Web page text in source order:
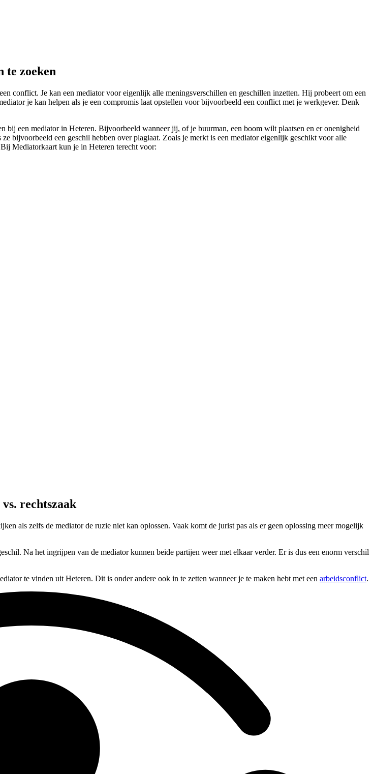
te zoeken
conflict. Je kan een mediator voor eigenlijk alle meningsverschillen en geschillen inzetten. Hij probeert om een
je kan helpen als je een compromis laat opstellen voor bijvoorbeeld een conflict met je werkgever. Denk
een mediator in Heteren. Bijvoorbeeld wanneer jij, of je buurman, een boom wilt plaatsen en er onenigheid
bijvoorbeeld een geschil hebben over plagiaat. Zoals je merkt is een mediator eigenlijk geschikt voor alle
Mediatorkaart kun je in Heteren terecht voor:
rechtszaak
als zelfs de mediator de ruzie niet kan oplossen. Vaak komt de jurist pas als er geen oplossing meer mogelijk
Na het ingrijpen van de mediator kunnen beide partijen weer met elkaar verder. Er is dus een enorm verschil
te vinden uit Heteren. Dit is onder andere ook in te zetten wanneer je te maken hebt met een arbeidsconflict.